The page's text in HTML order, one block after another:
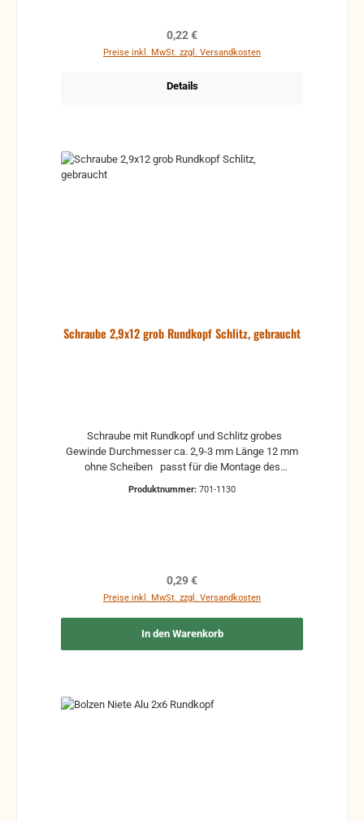
Regulärer Preis:
0,22 €
Preise inkl. MwSt. zzgl. Versandkosten
Details
Schraube 2,9x12 grob Rundkopf Schlitz, gebraucht
Gewinde Durchmesser ca. 2,9-3 mm Länge 12 mm
ohne Scheiben passt für die Montage des
Produktnummer: 701-1130
Regulärer Preis:
0,29 €
Preise inkl. MwSt. zzgl. Versandkosten
In den Warenkorb